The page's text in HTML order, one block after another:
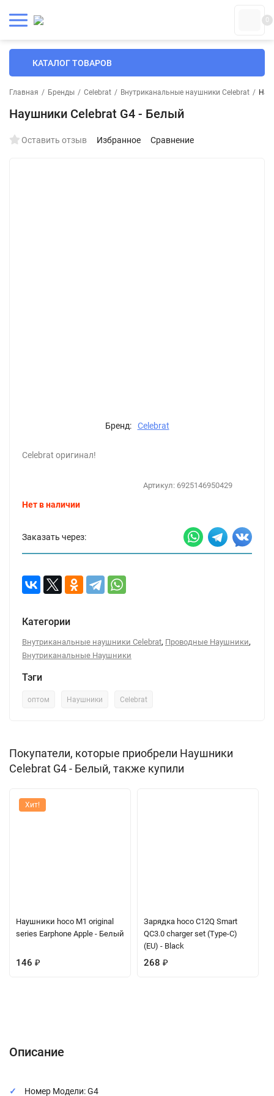
0
КАТАЛОГ ТОВАРОВ
Главная / Бренды / Celebrat / Внутриканальные наушники Celebrat /
Наушники Celebrat G4 - Белый
Оставить отзыв Избранное Сравнение
Бренд: Celebrat
Celebrat оригинал!
Артикул: 6925146950429
Нет в наличии
Заказать через:
Категории
Внутриканальные наушники Celebrat, Проводные Наушники,
Внутриканальные Наушники
Тэги
оптом Наушники Celebrat
Покупатели, которые приобрели Наушники
Celebrat G4 - Белый, также купили
Хит!
Наушники hoco M1 original
series Earphone Apple - Белый
146 ₽
Зарядка hoco C12Q Smart
QC3.0 charger set (Type-C)
(EU) - Black
268 ₽
Описание
Номер Модели: G4